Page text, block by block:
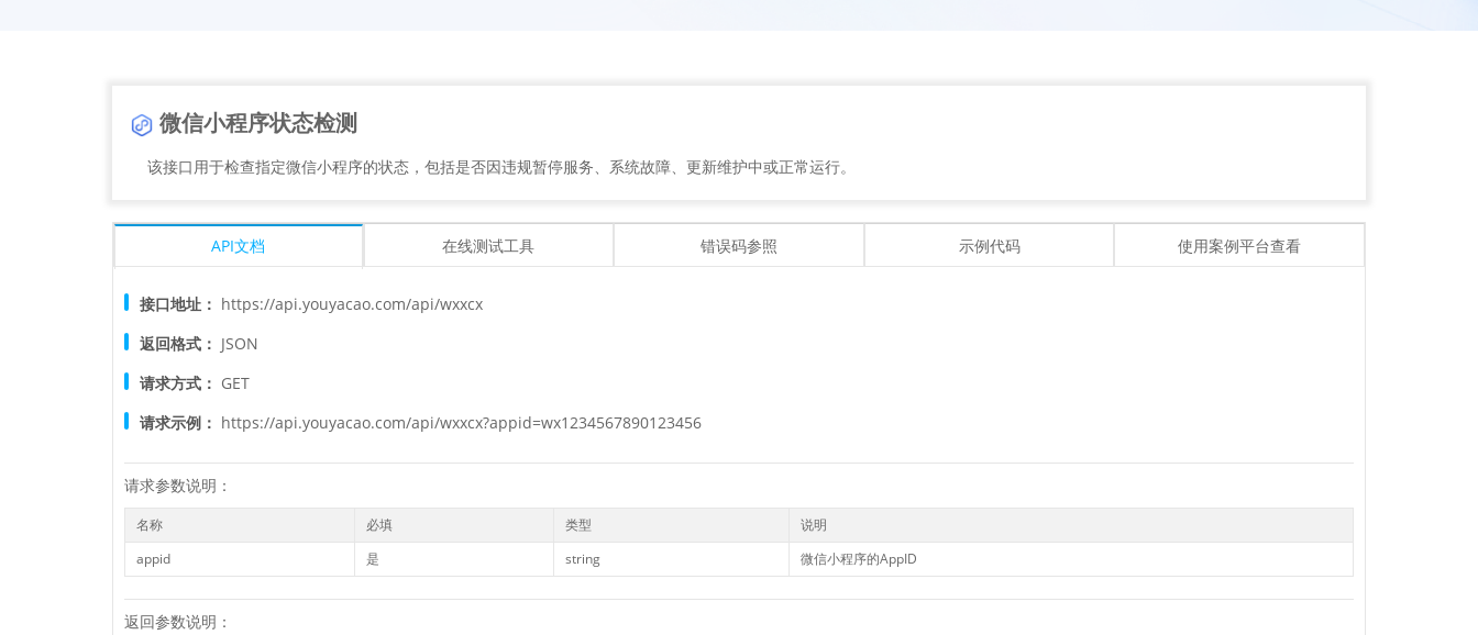
微信小程序状态检测
该接口用于检查指定微信小程序的状态，包括是否因违规暂停服务、系统故障、更新维护中或正常运行。
API文档 在线测试工具 错误码参照 示例代码 使用案例平台查看
接口地址： https://api.youyacao.com/api/wxxcx
返回格式： JSON
请求方式： GET
请求示例： https://api.youyacao.com/api/wxxcx?appid=wx1234567890123456
请求参数说明：
名称 必填 类型
说明
appid
是 string 微信小程序的AppID
返回参数说明：